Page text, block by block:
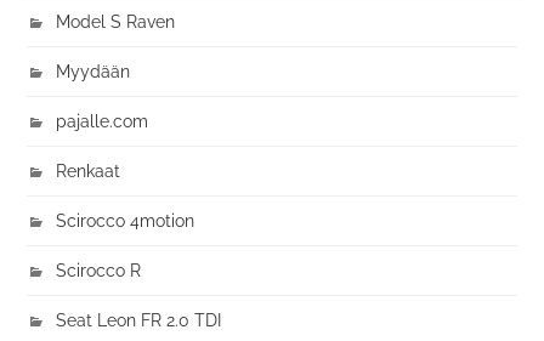
Model S Raven
Myydään
pajalle.com
Renkaat
Scirocco 4motion
Scirocco R
Seat Leon FR 2.0 TDI